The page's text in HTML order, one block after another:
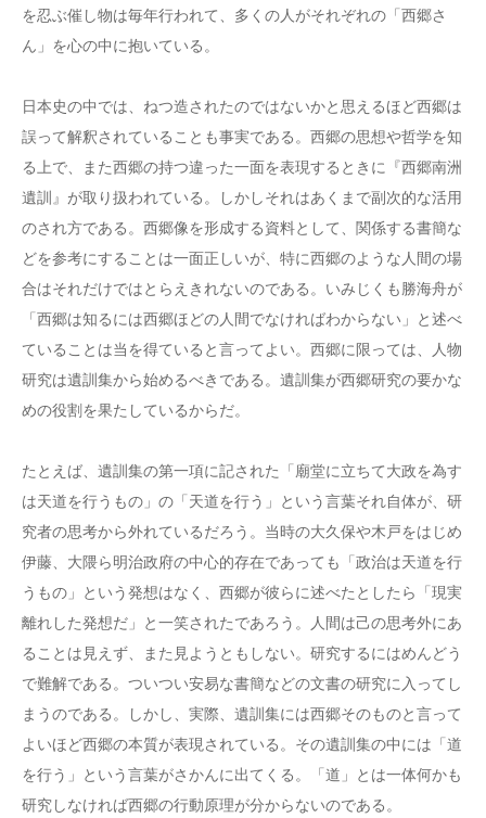
を忍ぶ催し物は毎年行われて、多くの人がそれぞれの「西郷さ
ん」を心の中に抱いている。
日本史の中では、ねつ造されたのではないかと思えるほど西郷は
誤って解釈されていることも事実である。西郷の思想や哲学を知
る上で、また西郷の持つ違った一面を表現するときに『西郷南洲
遺訓』が取り扱われている。しかしそれはあくまで副次的な活用
のされ方である。西郷像を形成する資料として、関係する書簡な
どを参考にすることは一面正しいが、特に西郷のような人間の場
合はそれだけではとらえきれないのである。いみじくも勝海舟が
「西郷は知るには西郷ほどの人間でなければわからない」と述べ
ていることは当を得ていると言ってよい。西郷に限っては、人物
研究は遺訓集から始めるべきである。遺訓集が西郷研究の要かな
めの役割を果たしているからだ。
たとえば、遺訓集の第一項に記された「廟堂に立ちて大政を為す
は天道を行うもの」の「天道を行う」という言葉それ自体が、研
究者の思考から外れているだろう。当時の大久保や木戸をはじめ
伊藤、大隈ら明治政府の中心的存在であっても「政治は天道を行
うもの」という発想はなく、西郷が彼らに述べたとしたら「現実
離れした発想だ」と一笑されたであろう。人間は己の思考外にあ
ることは見えず、また見ようともしない。研究するにはめんどう
で難解である。ついつい安易な書簡などの文書の研究に入ってし
まうのである。しかし、実際、遺訓集には西郷そのものと言って
よいほど西郷の本質が表現されている。その遺訓集の中には「道
を行う」という言葉がさかんに出てくる。「道」とは一体何かも
研究しなければ西郷の行動原理が分からないのである。